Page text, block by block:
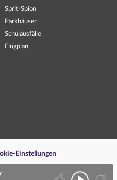
Sprit-Spion
Parkhäuser
Schulausfälle
Flugplan
Einstellungen